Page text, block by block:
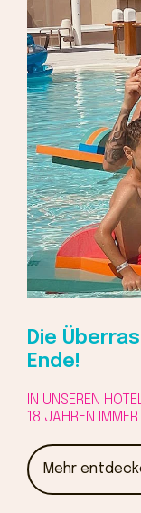
Die
Ende!
IN UNSEREN
18 JAHREN
Mehr